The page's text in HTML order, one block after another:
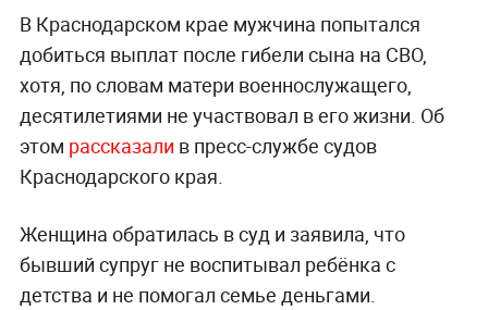
В Краснодарском крае мужчина попытался
добиться выплат после гибели сына на СВО,
хотя, по словам матери военнослужащего,
десятилетиями не участвовал в его жизни. Об
этом рассказали в пресс-службе судов
Краснодарского края.
Женщина обратилась в суд и заявила, что
бывший супруг не воспитывал ребёнка с
детства и не помогал семье деньгами.